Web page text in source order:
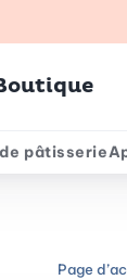
pâtisserie
Page